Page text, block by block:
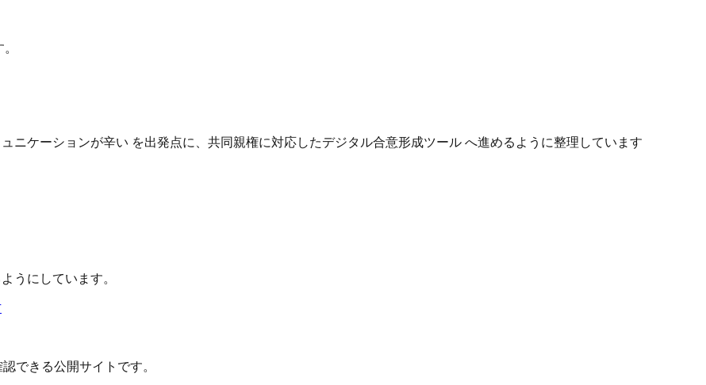
ニケーションが辛い を出発点に、共同親権に対応したデジタル合意形成ツール へ進めるように整理しています
うにしています。
できる公開サイトです。